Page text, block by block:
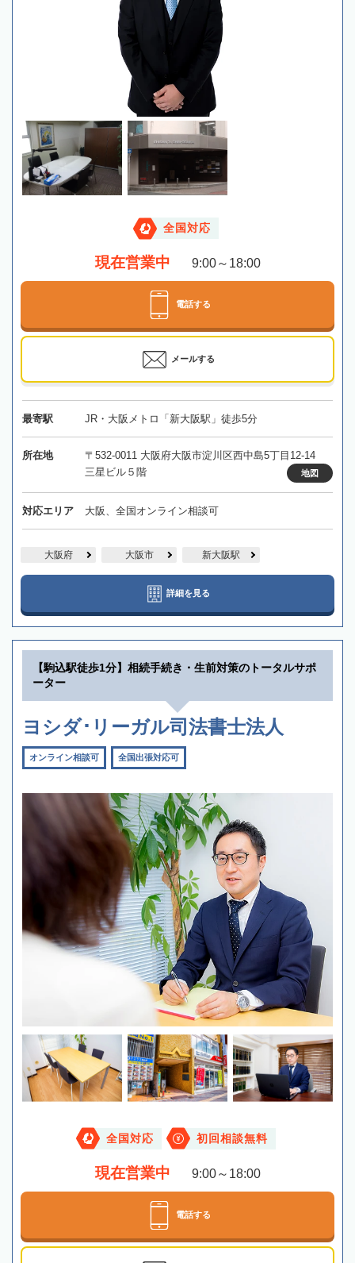
全国対応
現在営業中 9:00～18:00
電話する
メールする
最寄駅 JR・大阪メトロ「新大阪駅」徒歩5分
所在地
〒532-0011 大阪府大阪市淀川区西中島5丁目12-14
三星ビル５階
地図
対応エリア 大阪、全国オンライン相談可
大阪府 大阪市 新大阪駅
詳細を見る
【駒込駅徒歩1分】相続手続き・生前対策のトータルサポ
ーター
ヨシダ･リーガル司法書士法人
オンライン相談可 全国出張対応可
全国対応 初回相談無料
現在営業中 9:00～18:00
電話する